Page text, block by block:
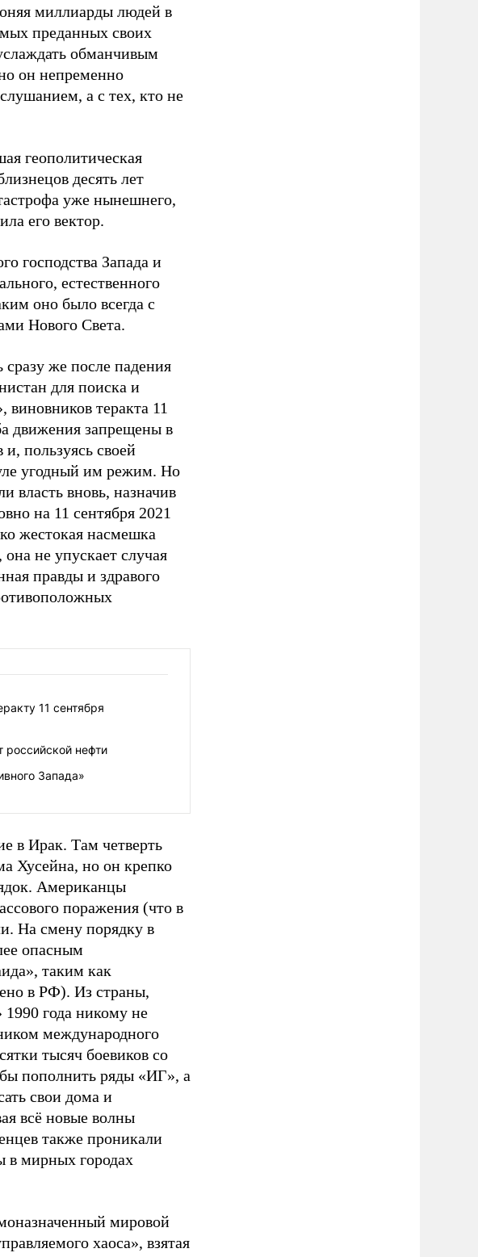
миллиарды людей в
преданных своих
обманчивым
он непременно
а с тех, кто не
геополитическая
десять лет
уже нынешнего,
его вектор.
господства Запада и
естественного
оно было всегда с
Нового Света.
же после падения
для поиска и
теракта 11
движения запрещены в
пользуясь своей
угодный им режим. Но
власть вновь, назначив
на 11 сентября 2021
жестокая насмешка
не упускает случая
правды и здравого
11 сентября
российской нефти
Запада»
в Ирак. Там четверть
Хусейна, но он крепко
Американцы
поражения (что в
На смену порядку в
опасным
таким как
в РФ). Из страны,
1990 года никому не
международного
тысяч боевиков со
пополнить ряды «ИГ», а
свои дома и
всё новые волны
также проникали
в мирных городах
мировой
хаоса», взятая